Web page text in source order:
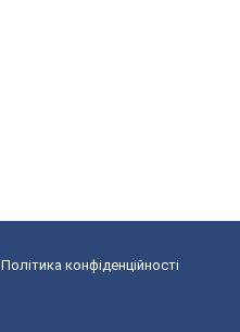
Політика конфіденційності